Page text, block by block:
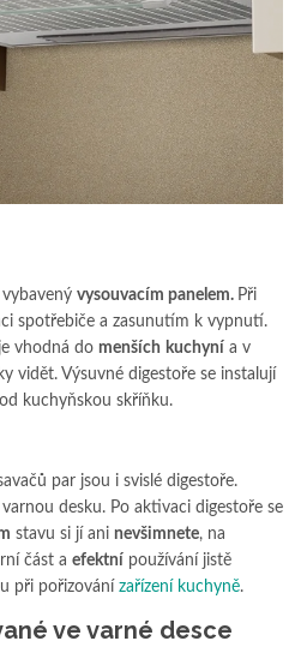
vysouvacím panelem. Při
spotřebiče a zasunutím k vypnutí.
vhodná do menších kuchyní a v
vidět. Výsuvné digestoře se instalují
kuchyňskou skříňku.
par jsou i svislé digestoře.
desku. Po aktivaci digestoře se
stavu si jí ani nevšimnete, na
část a efektní používání jistě
při pořizování zařízení kuchyně.
ve varné desce